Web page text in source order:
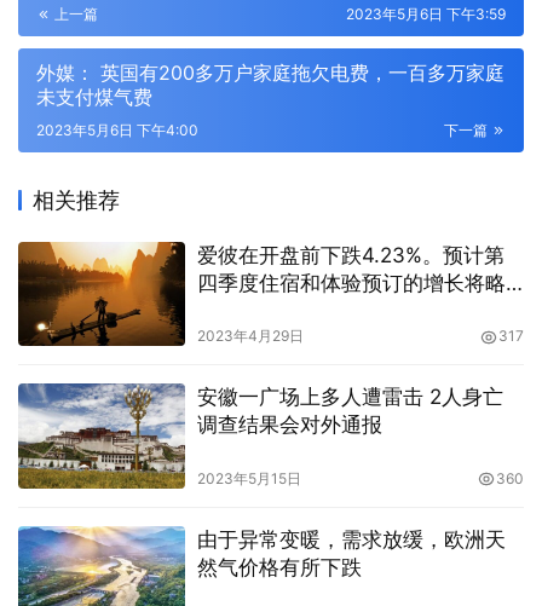
上一篇 2023年5月6日 下午3:59
外媒： 英国有200多万户家庭拖欠电费，一百多万家庭
未支付煤气费
下一篇
2023年5月6日 下午4:00
相关推荐
爱彼在开盘前下跌4.23%。预计第
四季度住宿和体验预订的增长将略
2023年4月29日 317
安徽一广场上多人遭雷击 2人身亡
调查结果会对外通报
2023年5月15日 360
由于异常变暖，需求放缓，欧洲天
然气价格有所下跌